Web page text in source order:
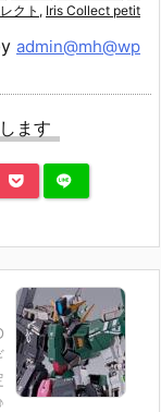
クト , Iris Collect petit
admin@mh@wp
ます